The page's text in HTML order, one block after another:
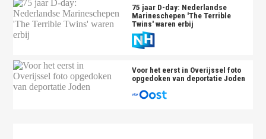
75 jaar D-day: Nederlandse
Marineschepen 'The Terrible
Twins' waren erbij
Voor het eerst in Overijssel foto
opgedoken van deportatie Joden